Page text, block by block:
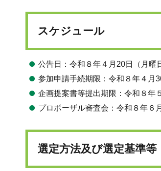
スケジュール
公告日：令和８年４月20日（月曜
参加申請手続期限：令和８年４月
企画提案書等提出期限：令和８年
プロポーザル審査会：令和８年
選定方法及び選定基準等